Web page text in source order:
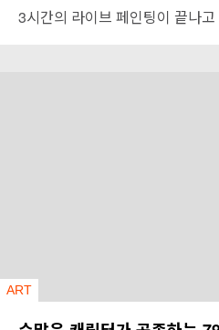
3시간의 라이브 페인팅이 끝나
ART